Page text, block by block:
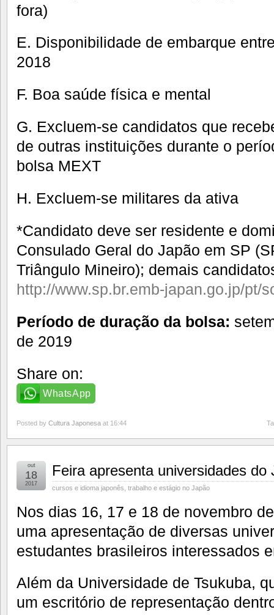
fora)
E. Disponibilidade de embarque
2018
F. Boa saúde física e mental
G. Excluem-se candidatos que
de outras instituições durante o
bolsa MEXT
H. Excluem-se militares da ativa
*Candidato deve ser residente e
Consulado Geral do Japão em SP
Triângulo Mineiro); demais
http://www.sp.br.emb-japan.go.jp/pt/
Período de duração da bolsa:
de 2019
Share on:
WhatsApp
Posted by Cultura Japonesa at 16:44
Feira apresenta universidades do
cursos e idioma japonês trabalho e estágio no Japão
out
18
2017
Nos dias 16, 17 e 18 de novembro
uma apresentação de diversas
estudantes brasileiros interessados
Além da Universidade de Tsukuba,
um escritório de representação